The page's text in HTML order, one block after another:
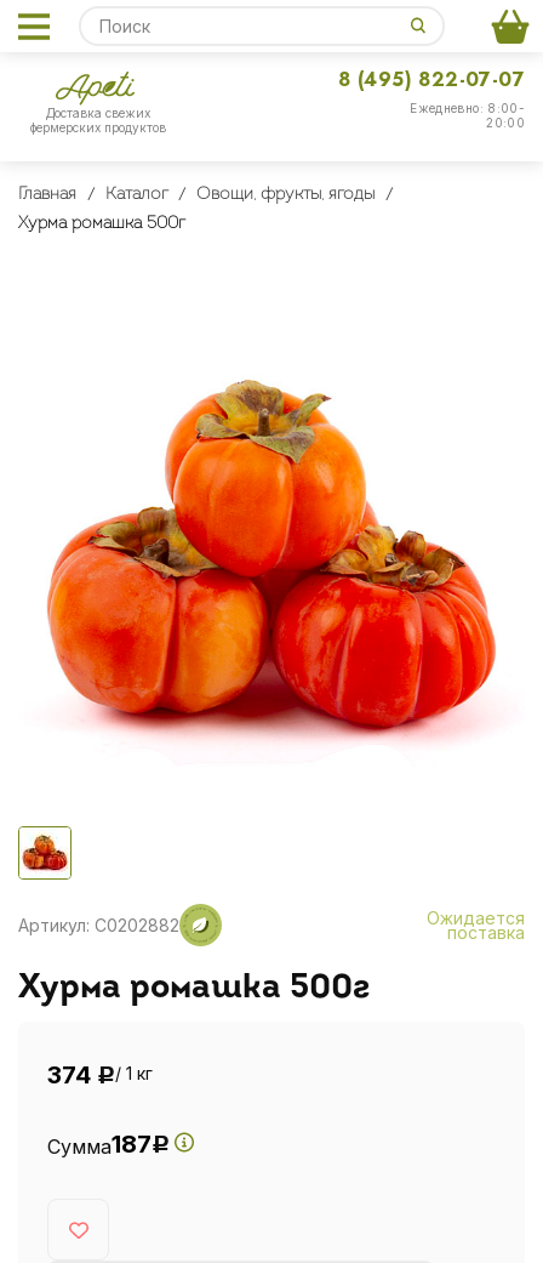
Доставка свежих
фермерских продуктов
Ежедневно: 8:00-
20:00
8 (495) 822-07-07
Главная Каталог
Овощи, фрукты, ягоды
Хурма ромашка 500г
Артикул: C0202882 Ожидается
поставка
Хурма ромашка 500г
374 Р/ 1 кг
Сумма187Р